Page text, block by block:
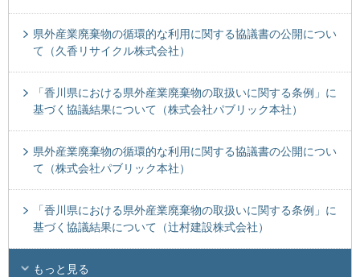
県外産業廃棄物の循環的な利用に関する協議書の公開につい
て（久香リサイクル株式会社）
「香川県における県外産業廃棄物の取扱いに関する条例」に
基づく協議結果について（株式会社パブリック本社）
県外産業廃棄物の循環的な利用に関する協議書の公開につい
て（株式会社パブリック本社）
「香川県における県外産業廃棄物の取扱いに関する条例」に
基づく協議結果について（辻村建設株式会社）
もっと見る